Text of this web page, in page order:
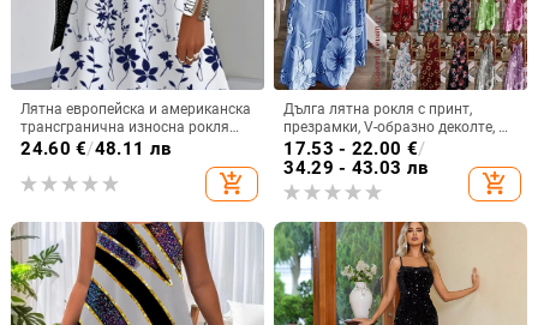
Лятна европейска и американска
трансгранична износна рокля
без ръкави с флорален принт от
Amazon Independent Station Temu
за жени през 2025 г.
24.60 €/48.11 лв
add_shopping_cart
Дълга лятна рокля с принт,
презрамки, V-образно деколте, А-
линия, без ръкав, талия средна;
материя памук-смес и полиестер
17.53 - 22.00 €/
34.29 - 43.03 лв
add_shopping_cart